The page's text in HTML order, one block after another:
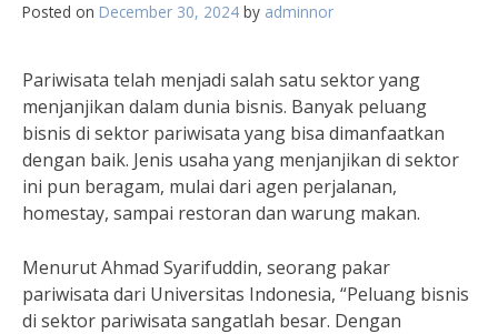
Posted on December 30, 2024 by adminnor
Pariwisata telah menjadi salah satu sektor yang
menjanjikan dalam dunia bisnis. Banyak peluang
bisnis di sektor pariwisata yang bisa dimanfaatkan
dengan baik. Jenis usaha yang menjanjikan di sektor
ini pun beragam, mulai dari agen perjalanan,
homestay, sampai restoran dan warung makan.
Menurut Ahmad Syarifuddin, seorang pakar
pariwisata dari Universitas Indonesia, “Peluang bisnis
di sektor pariwisata sangatlah besar. Dengan